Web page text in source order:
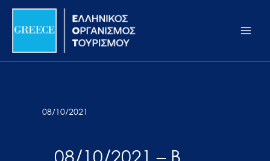
Σημείωση:
ιστότοπος
προσβασιμότητας.
Μετάβαση
περιεχόμενο
08/10/2021
08/10/2021 – Β.